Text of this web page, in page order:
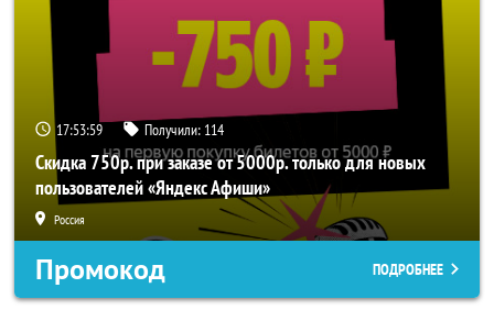
17:53:58 Получили: 114
Скидка 750р. при заказе от 5000р. только для новых
пользователей «Яндекс Афиши»
Россия
Промокод ПОДРОБНЕЕ